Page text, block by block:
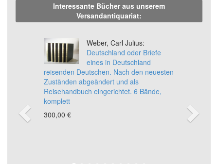
Interessante Bücher aus unserem
Versandantiquariat:
Weber, Carl Julius:
Deutschland oder Briefe
eines in Deutschland
reisenden Deutschen. Nach den neuesten
Zuständen abgeändert und als
Reisehandbuch eingerichtet. 6 Bände,
komplett
300,00 €
Previous